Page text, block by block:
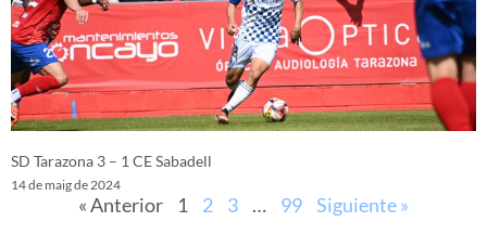
SD Tarazona 3 – 1 CE Sabadell
14 de maig de 2024
« Anterior 1 2 3 … 99 Siguiente »